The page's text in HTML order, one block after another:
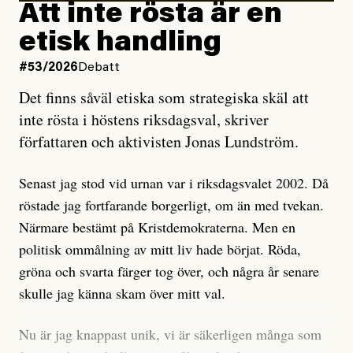
rörelsen. Eller så har en inga bevis, bara misstankar,
och då ska en efterforska diskret, just för att inte skapa
oro inom rörelsen.
Artikeln undersöker inte, som ETC påstår, ”vad som
är sant, vad som är rykten”, utan den bidrar bara till
ännu mer ryktesspridning. Det finns inte ett enda bevis
misstänkta personen är en infiltratör. Det som läsaren
får veta är att personen har ändrat sina politiska åsikter
under åren, att den har raderat tidigare innehåll på sina
sociala medier, att artikelns författare inte förstår sig
på personens ekonomi och att det tydligen finns
anonyma röster inom rörelsen som säger saker som
anses vara anledningar att titta närmare på personen,
Att inte rösta är en
etisk handling
#53/2026 Debatt
Det finns såväl etiska som strategiska skäl att
inte rösta i höstens riksdagsval, skriver
författaren och aktivisten Jonas Lundström.
Senast jag stod vid urnan var i riksdagsvalet 2002. Då
röstade jag fortfarande borgerligt, om än med tvekan.
Närmare bestämt på Kristdemokraterna. Men en
politisk ommålning av mitt liv hade börjat. Röda,
gröna och svarta färger tog över, och några år senare
skulle jag känna skam över mitt val.
Nu är jag knappast unik, vi är säkerligen många som